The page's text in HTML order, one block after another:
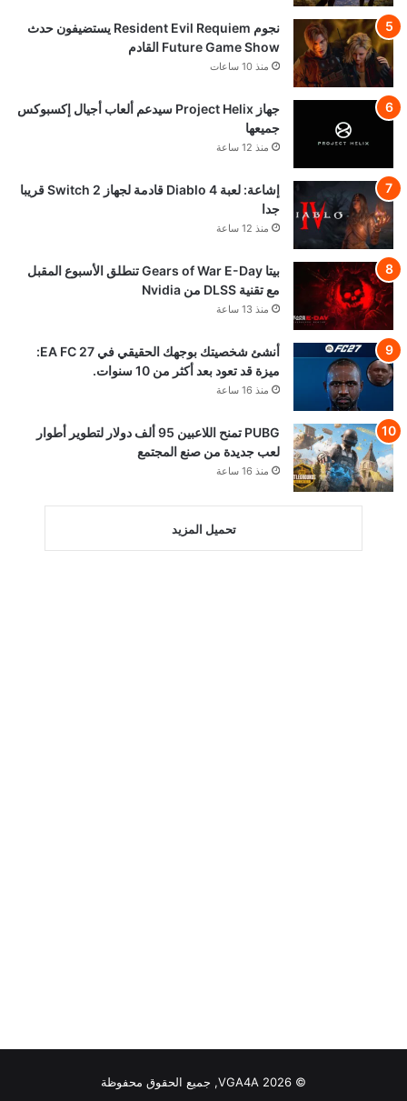
نجوم Resident Evil Requiem يستضيفون حدث
Future Game Show القادم
منذ 10 ساعات
جهاز Project Helix سيدعم ألعاب أجيال إكسبوكس
جميعها
منذ 12 ساعة
إشاعة: لعبة Diablo 4 قادمة لجهاز Switch 2 قريبا
جدا
منذ 12 ساعة
بيتا Gears of War E-Day تنطلق الأسبوع المقبل
مع تقنية DLSS من Nvidia
منذ 13 ساعة
أنشئ شخصيتك بوجهك الحقيقي في EA FC 27:
ميزة قد تعود بعد أكثر من 10 سنوات.
منذ 16 ساعة
PUBG تمنح اللاعبين 95 ألف دولار لتطوير أطوار
لعب جديدة من صنع المجتمع
منذ 16 ساعة
تحميل المزيد
© VGA4A 2026, جميع الحقوق محفوظة